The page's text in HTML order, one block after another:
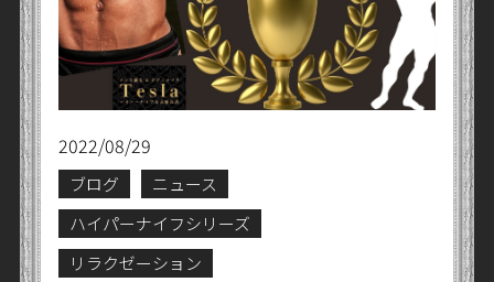
2022/08/29
ブログ
ニュース
ハイパーナイフシリーズ
リラクゼーション